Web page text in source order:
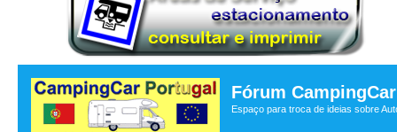
Fórum
Espaço para troca de ideias sobre